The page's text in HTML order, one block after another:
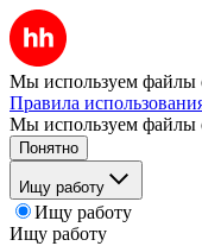
Мы используем файлы
Правила
Мы используем файлы
Понятно
Ищу работу
Ищу работу
Ищу работу